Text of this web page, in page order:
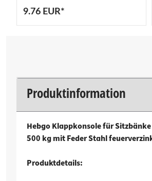
bis 400 kg
9.76 EUR*
Produktinformation
Hebgo Klappkonsole für
500 kg mit Feder Stahl
Produktdetails: